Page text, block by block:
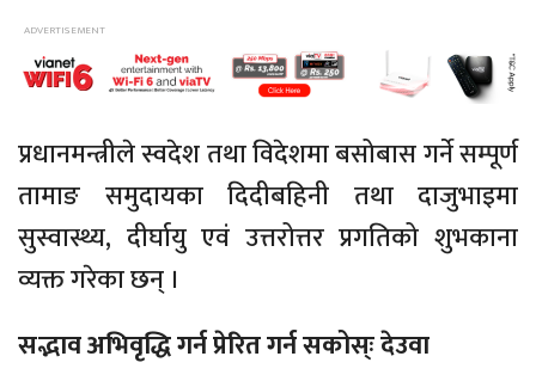
प्रधानमन्त्रीले स्वदेश तथा विदेशमा बसोबास गर्ने सम्पूर्ण
तामाङ समुदायका दिदीबहिनी तथा दाजुभाइमा
सुस्वास्थ्य, दीर्घायु एवं उत्तरोत्तर प्रगतिको शुभकाना
व्यक्त गरेका छन् ।
सद्भाव अभिवृद्धि गर्न प्रेरित गर्न सकोस्ः देउवा